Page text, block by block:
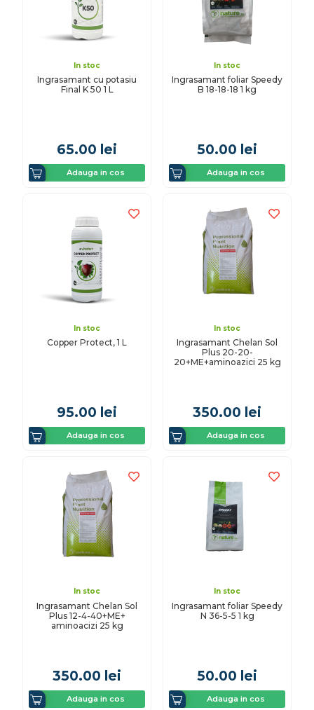
In stoc
Ingrasamant cu potasiu
Final K 50 1 L
65.00 lei
Adauga in cos
In stoc
Ingrasamant foliar Speedy
B 18-18-18 1 kg
50.00 lei
Adauga in cos
In stoc
Copper Protect, 1 L
95.00 lei
Adauga in cos
In stoc
Ingrasamant Chelan Sol
Plus 20-20-
20+ME+aminoazici 25 kg
350.00 lei
Adauga in cos
In stoc
Ingrasamant Chelan Sol
Plus 12-4-40+ME+
aminoacizi 25 kg
350.00 lei
Adauga in cos
In stoc
Ingrasamant foliar Speedy
N 36-5-5 1 kg
50.00 lei
Adauga in cos